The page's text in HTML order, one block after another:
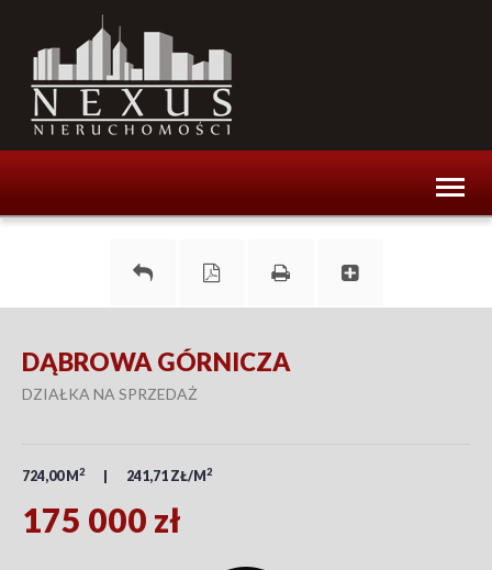
DĄBROWA GÓRNICZA
DZIAŁKA NA SPRZEDAŻ
724,00 M 2 241,71 ZŁ/M 2
175 000 zł